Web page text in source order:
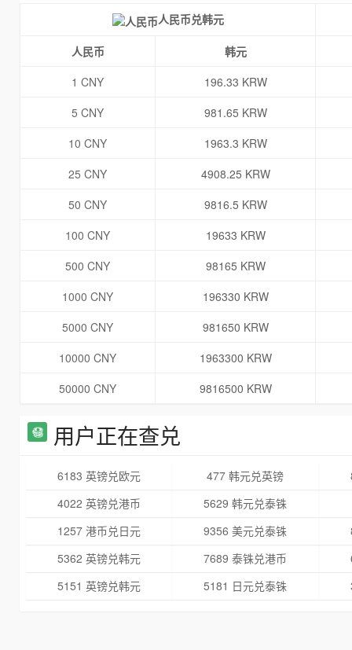
人民币兑韩元
人民币
韩元
1 CNY
196.33 KRW
5 CNY
981.65 KRW
10 CNY
1963.3 KRW
25 CNY
4908.25 KRW
50 CNY
9816.5 KRW
100 CNY
19633 KRW
500 CNY
98165 KRW
1000 CNY
196330 KRW
5000 CNY
981650 KRW
10000 CNY
1963300 KRW
50000 CNY
9816500 KRW
用户正在查兑
6183 英镑兑欧元 477 韩元兑英镑
4022 英镑兑港币
5629 韩元兑泰铢
1257 港币兑日元
9356 美元兑泰铢
5362 英镑兑韩元
7689 泰铢兑港币
5151 英镑兑韩元
5181 日元兑泰铢